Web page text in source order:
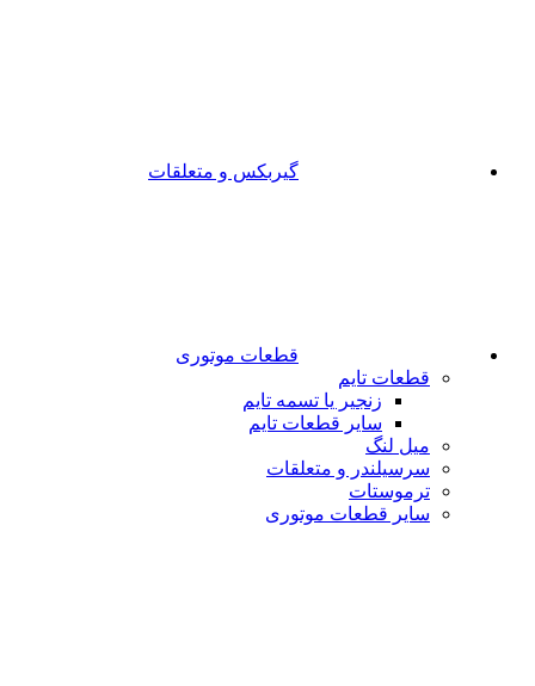
گیربکس و متعلقات
قطعات موتوری
قطعات تایم
زنجیر یا تسمه تایم
سایر قطعات تایم
میل لنگ
سرسیلندر و متعلقات
ترموستات
سایر قطعات موتوری